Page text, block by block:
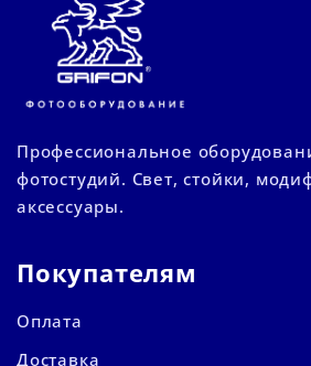
Профессиональное
фотостудий. Свет, стойки,
аксессуары.
Покупателям
Оплата
Доставка